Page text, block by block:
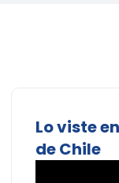
Lo viste
de Chile